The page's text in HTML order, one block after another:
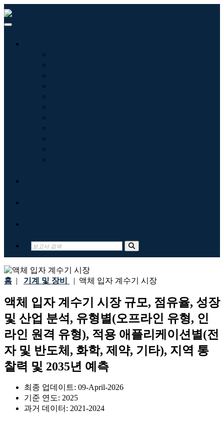
홈 | 기계 및 장비 | 액체 입자 계수기 시장
액체 입자 계수기 시장 규모, 점유율, 성장
및 산업 분석, 유형별(오프라인 유형, 인
라인 원격 유형), 적용 애플리케이션별(전
자 및 반도체, 화학, 제약, 기타), 지역 통
찰력 및 2035년 예측
최종 업데이트: 09-April-2026
기준 연도: 2025
과거 데이터: 2021-2024